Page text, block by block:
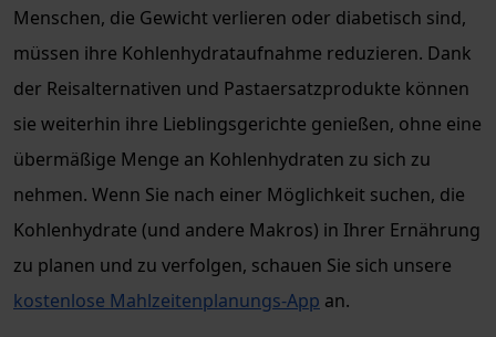
Menschen, die Gewicht verlieren oder diabetisch sind,
müssen ihre Kohlenhydrataufnahme reduzieren. Dank
der Reisalternativen und Pastaersatzprodukte können
sie weiterhin ihre Lieblingsgerichte genießen, ohne eine
übermäßige Menge an Kohlenhydraten zu sich zu
nehmen. Wenn Sie nach einer Möglichkeit suchen, die
Kohlenhydrate (und andere Makros) in Ihrer Ernährung
zu planen und zu verfolgen, schauen Sie sich unsere
kostenlose Mahlzeitenplanungs-App an.